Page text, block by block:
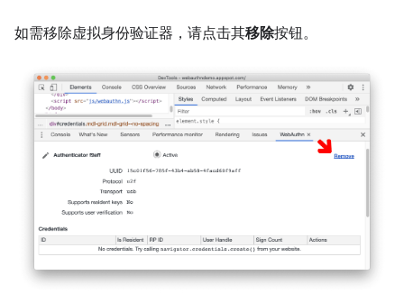
如需移除虚拟身份验证器，请点击其移除按钮。